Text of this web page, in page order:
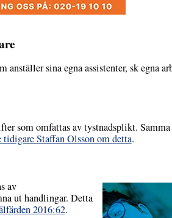
sina egna assistenter, sk egna
som omfattas av tystnadsplikt.
Staffan Olsson om detta.
av
ut handlingar. Detta
2016:62.